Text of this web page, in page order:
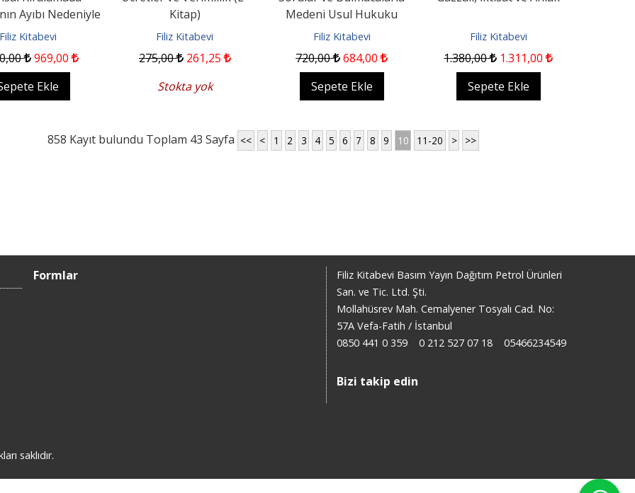
Ayıbı Nedeniyle
Kiracının...
Filiz Kitabevi
,00 969,00
Ekle
Kitap)
Filiz Kitabevi
275,00 261,25
Stokta yok
Medeni Usul Hukuku
Filiz Kitabevi
720,00 684,00
Sepete Ekle
Filiz Kitabevi
1.380,00 1.311,00
Sepete Ekle
858 Kayıt bulundu Toplam 43 Sayfa << < 1 2 3 4 5 6 7 8 9 10 11-20 > >>
Formlar
Filiz Kitabevi Basım Yayın Dağıtım Petrol Ürünleri
San. ve Tic. Ltd. Şti.
Mollahüsrev Mah. Cemalyener Tosyalı Cad. No:
57A Vefa-Fatih / İstanbul
0850 441 0 359
0 212 527 07 18 05466234549
Bizi takip edin
saklıdır.